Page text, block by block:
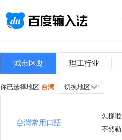
城市区划 理工行业
你已选择地区:台湾 切换地区
台灣常用口語
怎樣啦
不然勒